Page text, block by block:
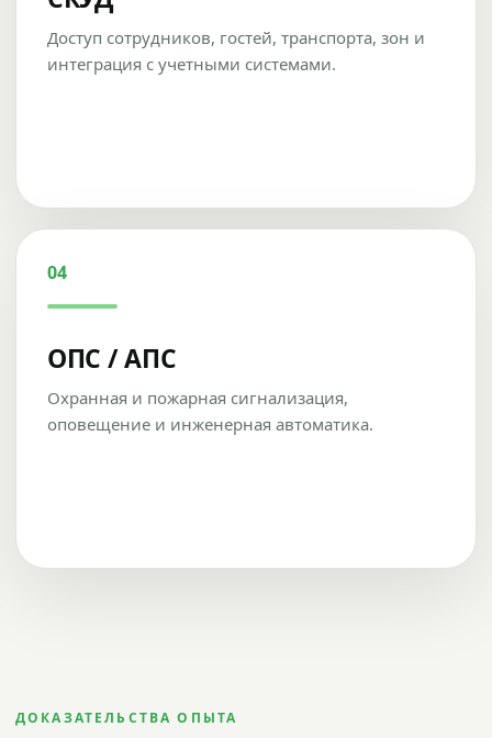
Доступ сотрудников, гостей, транспорта, зон и
интеграция с учетными системами.
04
ОПС / АПС
Охранная и пожарная сигнализация,
оповещение и инженерная автоматика.
ДОКАЗАТЕЛЬСТВА ОПЫТА